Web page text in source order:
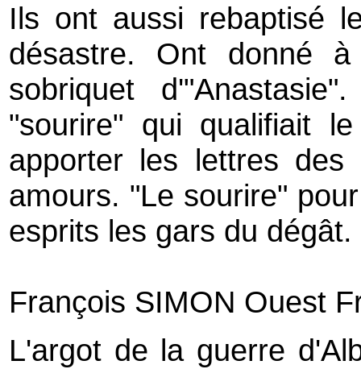
Ils ont aussi rebaptisé
désastre. Ont donné
sobriquet
"sourire" qui qualifiait
apporter les lettres
amours. "Le sourire"
esprits les gars du dégât.
François SIMON Ouest
L'argot de la guerre